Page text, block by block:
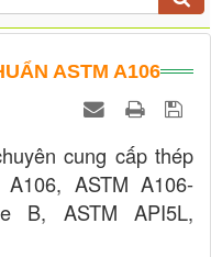
ASTM A106
cung cấp thép
ASTM A106-
B, ASTM API5L,